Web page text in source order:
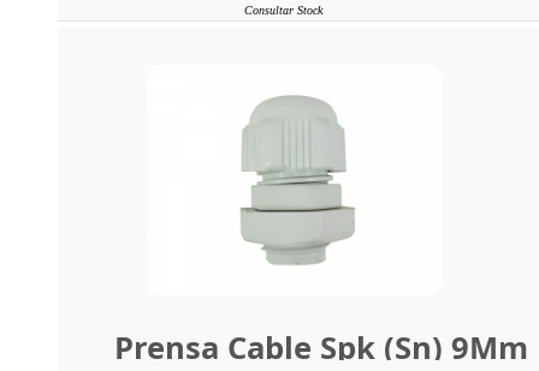
Consultar Stock
Prensa Cable Spk (Sn) 9Mm